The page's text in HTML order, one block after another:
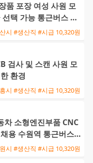
품 포장 여성 사원 모
택 가능 통근버스 운
시 #생산직 #시급 10,320원
검사 및 스캔 사원 모
환경
시 #생산직 #시급 10,320원
차 소형엔진부품 CNC
용 수원역 통근버스
시 #생산직 #시급 10,320원